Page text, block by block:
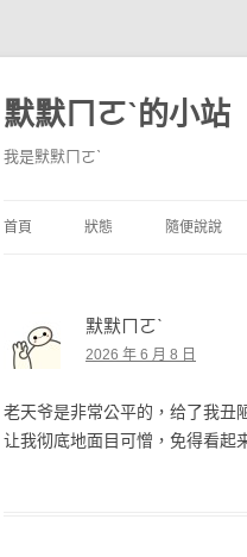
默默ㄇㄛˋ的小站
我是默默ㄇㄛˋ
首頁 狀態
獨白
隨便說說
默默ㄇㄛˋ
2026 年 6 月 8 日
老天爷是非常公平的，给了我丑
让我彻底地面目可憎，免得看起